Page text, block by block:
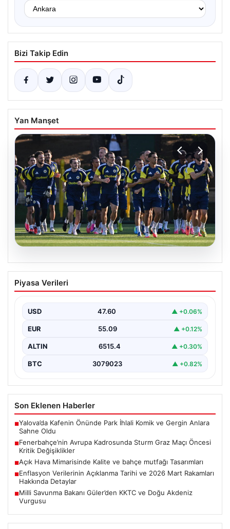
Bizi Takip Edin
Yan Manşet
05.08.2026
Fenerbahçe’nin Avrupa Kadrosunda
Sturm Graz Maçı Öncesi Kritik
Fenerbahçe, UEFA Şampiyonlar Ligi 3. eleme turu ilk
Piyasa Verileri
USD 47.60 ▲ +0.06%
EUR 55.09 ▲ +0.12%
ALTIN 6515.4 ▲ +0.30%
BTC 3079023 ▲ +0.82%
Son Eklenen Haberler
■Yalova’da Kafenin Önünde Park İhlali Komik ve Gergin Anlara
Sahne Oldu
■Fenerbahçe’nin Avrupa Kadrosunda Sturm Graz Maçı Öncesi
Kritik Değişiklikler
■Açık Hava Mimarisinde Kalite ve bahçe mutfağı Tasarımları
■Enflasyon Verilerinin Açıklanma Tarihi ve 2026 Mart Rakamları
Hakkında Detaylar
■Milli Savunma Bakanı Güler’den KKTC ve Doğu Akdeniz
Vurgusu